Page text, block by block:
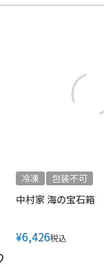
冷凍 包装不可
中村家 海の宝石箱
¥6,426税込